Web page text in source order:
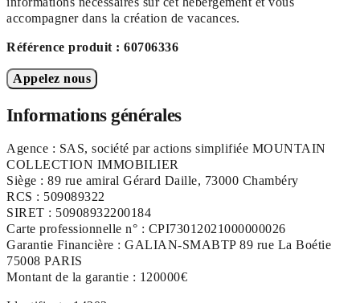
accompagner dans la création de vacances.
Référence produit : 60706336
Appelez nous
Informations générales
Agence : SAS, société par actions simplifiée MOUNTAIN
COLLECTION IMMOBILIER
Siège : 89 rue amiral Gérard Daille, 73000 Chambéry
RCS : 509089322
SIRET : 50908932200184
Carte professionnelle n° : CPI73012021000000026
Garantie Financière : GALIAN-SMABTP 89 rue La Boétie
75008 PARIS
Montant de la garantie : 120000€